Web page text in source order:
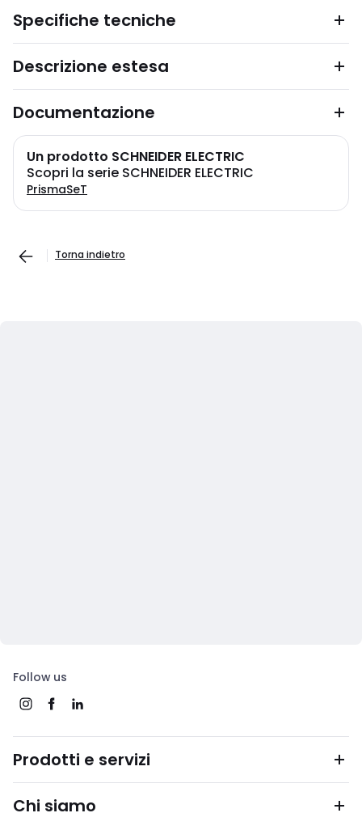
Specifiche tecniche
Descrizione estesa
Documentazione
Un prodotto SCHNEIDER ELECTRIC
Scopri la serie SCHNEIDER ELECTRIC
PrismaSeT
Torna indietro
Follow us
Prodotti e servizi
Chi siamo